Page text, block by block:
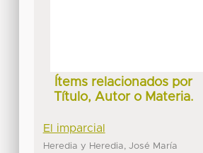
Ítems relacionados por
Título, Autor o Materia.
El imparcial
Heredia y Heredia, José María